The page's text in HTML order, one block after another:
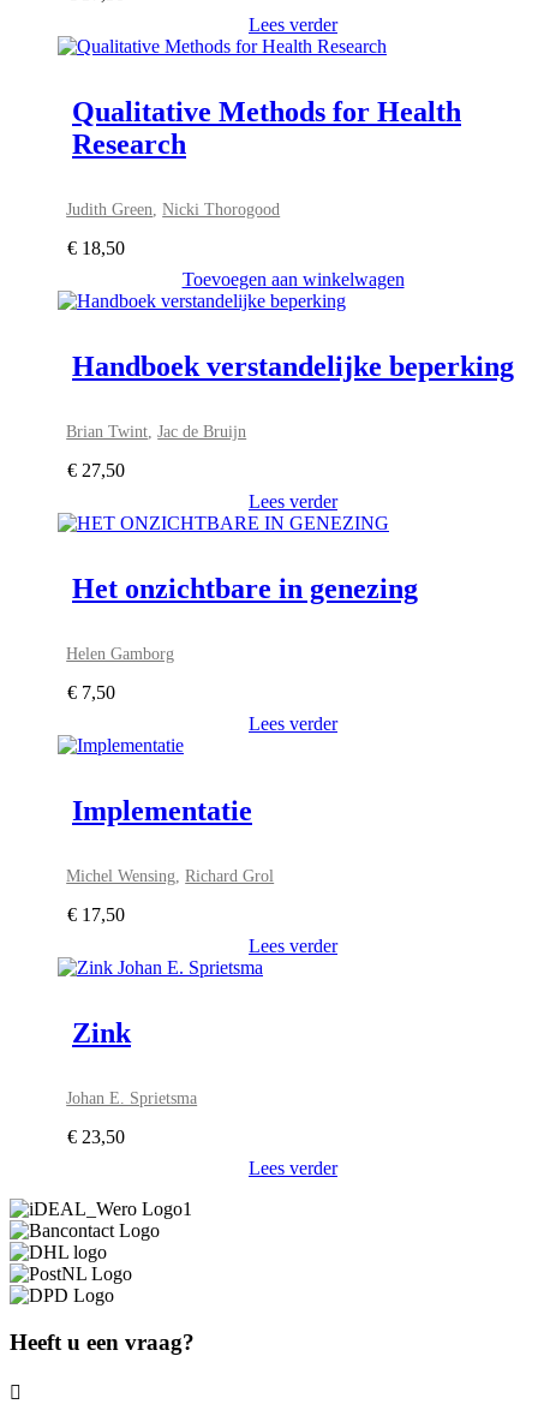
Lees verder
Qualitative Methods for Health
Research
Judith Green,Nicki Thorogood
€ 18,50
Toevoegen aan winkelwagen
Handboek verstandelijke beperking
Brian Twint,Jac de Bruijn
€ 27,50
Lees verder
Het onzichtbare in genezing
Helen Gamborg
€ 7,50
Lees verder
Implementatie
Michel Wensing,Richard Grol
€ 17,50
Lees verder
Zink
Johan E. Sprietsma
€ 23,50
Lees verder
Heeft u een vraag?